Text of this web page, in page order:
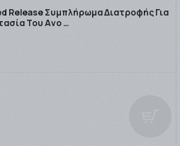
Release Συμπλήρωμα Διατροφής Για
Του Ανο …